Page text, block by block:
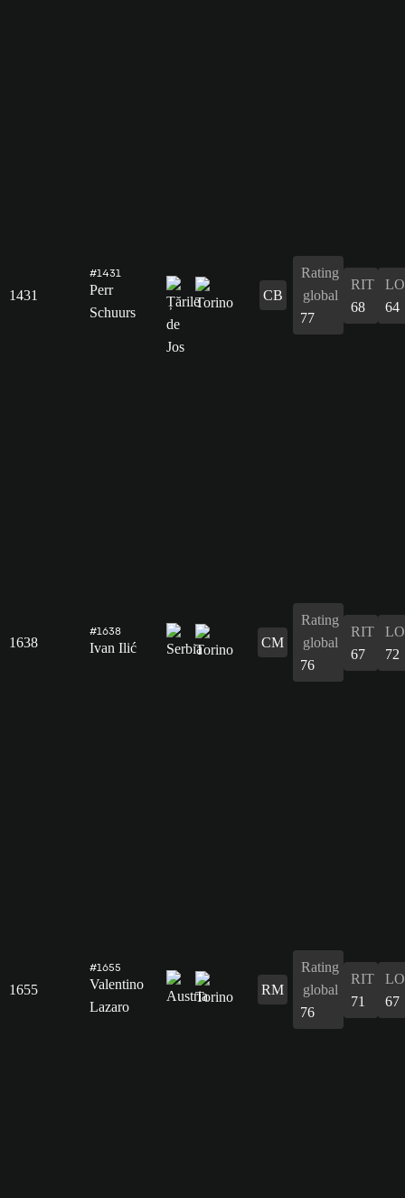
1431
#1431
Perr
Schuurs
CB
Rating
global
77
RIT
68
64
1638
#1638
Ivan Ilić CM
Rating
global
76
RIT
67
72
1655
#1655
Valentino
Lazaro
RM
Rating
global
76
RIT
71
67